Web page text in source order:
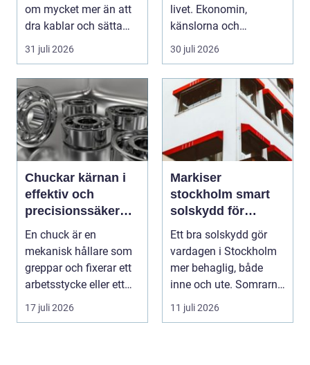
om mycket mer än att
dra kablar och sätta
upp uttag. I
Stockholms s...
31 juli 2026
livet. Ekonomin,
känslorna och
vardagen vävs ihop i
en...
30 juli 2026
Chuckar kärnan i
effektiv och
precisionssäker
uppspänning
En chuck är en
mekanisk hållare som
greppar och fixerar ett
arbetsstycke eller ett
verktyg, oftast i...
17 juli 2026
Markiser
stockholm smart
solskydd för
stadsliv och
uteplatser
Ett bra solskydd gör
vardagen i Stockholm
mer behaglig, både
inne och ute. Somrarna
kan vara varma, ...
11 juli 2026